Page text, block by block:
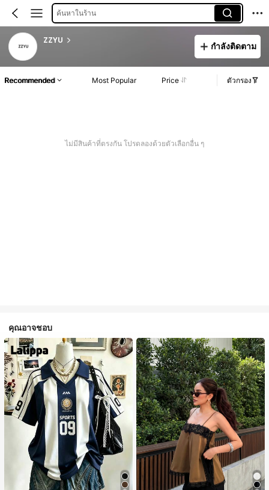
ค้นหาในร้าน
ZZYU
กำลังติดตาม
Recommended Most Popular Price ตัวกรอง
ไม่มีสินค้าที่ตรงกัน โปรดลองด้วยตัวเลือกอื่น ๆ
คุณอาจชอบ